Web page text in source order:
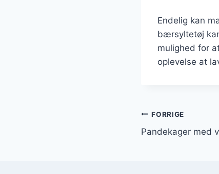
Endelig kan
bærsyltetøj
mulighed for
oplevelse at
FORRIGE
Pandekager med